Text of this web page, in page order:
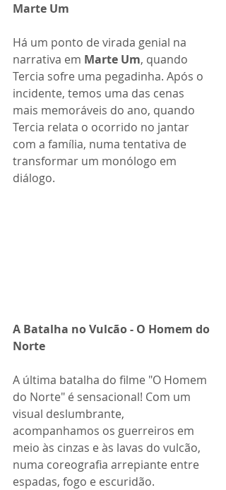
Marte Um
Há um ponto de virada genial na
narrativa em Marte Um, quando
Tercia sofre uma pegadinha. Após o
incidente, temos uma das cenas
mais memoráveis do ano, quando
Tercia relata o ocorrido no jantar
com a família, numa tentativa de
transformar um monólogo em
diálogo.
A Batalha no Vulcão - O Homem do
Norte
A última batalha do filme "O Homem
do Norte" é sensacional! Com um
visual deslumbrante,
acompanhamos os guerreiros em
meio às cinzas e às lavas do vulcão,
numa coreografia arrepiante entre
espadas, fogo e escuridão.